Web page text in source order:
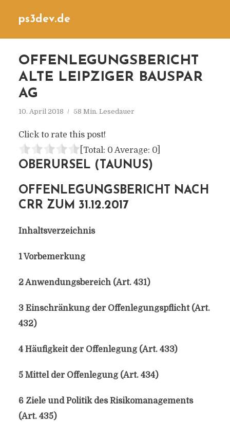
ps3dev.de
OFFENLEGUNGSBERICHT
ALTE LEIPZIGER BAUSPAR
AG
10. April 2018 58 Min. Lesedauer
Click to rate this post!
[Total: 0 Average: 0]
OBERURSEL (TAUNUS)
OFFENLEGUNGSBERICHT NACH
CRR ZUM 31.12.2017
Inhaltsverzeichnis
1 Vorbemerkung
2 Anwendungsbereich (Art. 431)
3 Einschränkung der Offenlegungspflicht (Art.
432)
4 Häufigkeit der Offenlegung (Art. 433)
5 Mittel der Offenlegung (Art. 434)
6 Ziele und Politik des Risikomanagements
(Art. 435)